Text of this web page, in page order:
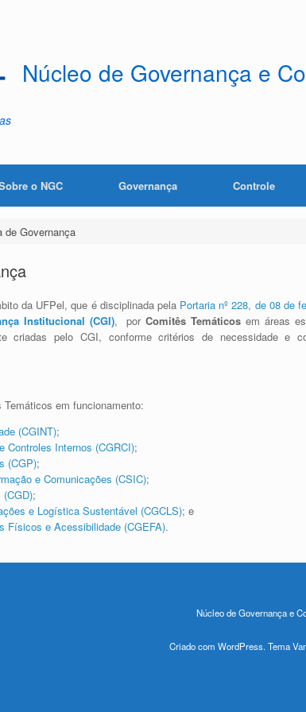
Núcleo de Governança e
o NGC Governança Controle
de Governança
da UFPel, que é disciplinada pela Portaria nº 228, de 08 de
Institucional (CGI), porComitês Temáticos em áreas
criadas pelo CGI, conforme critérios de necessidade e
em funcionamento:
(CGINT);
Controles Internos (CGRCI);
(CGP);
e Comunicações (CSIC);
;
e Logística Sustentável (CGCLS); e
Físicos e Acessibilidade (CGEFA).
Núcleo de Governança e
Criado com WordPress. Tema